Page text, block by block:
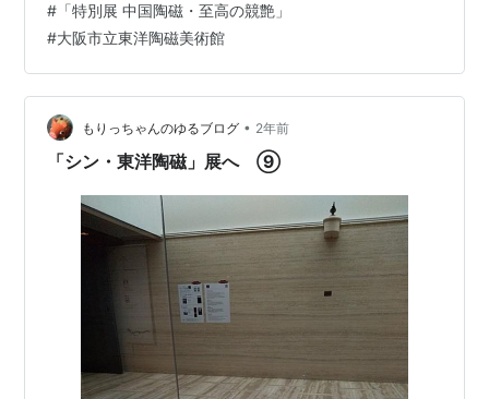
介します。 細かい模様に、カラフルな色合い。チラシに
も掲載されている、今回一番気に入った作品。 こういう
色合いは初めて見ました。印盒です。 優雅な明代女性。
当館のマスコットMOCOちゃんにも会えました。 なかな
かひょうきんなポーズ。 「耳」の部分に注目👀 ↓ 顔があ
ります。 こちら…
# 「特別展 中国陶磁・至高の競艶」
#大阪市立東洋陶磁美術館
もりっちゃんのゆるブログ • 2年前
「シン・東洋陶磁」展へ ⑨